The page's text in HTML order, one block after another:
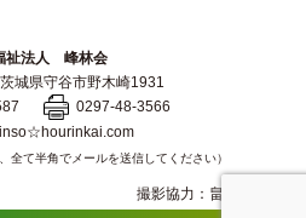
祉法人 峰林会
城県守谷市野木崎1931
0297-48-3566
全て半角でメールを送信してください）
撮影協力：畠山 信義